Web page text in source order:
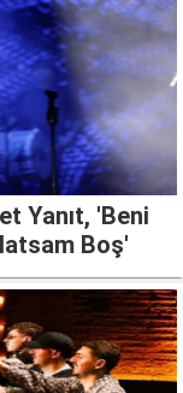
Yanıt, 'Beni
Boş'